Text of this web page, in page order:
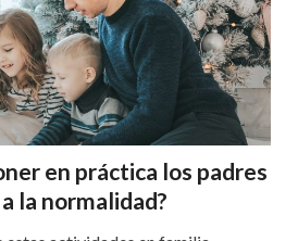
en práctica los padres
la normalidad?